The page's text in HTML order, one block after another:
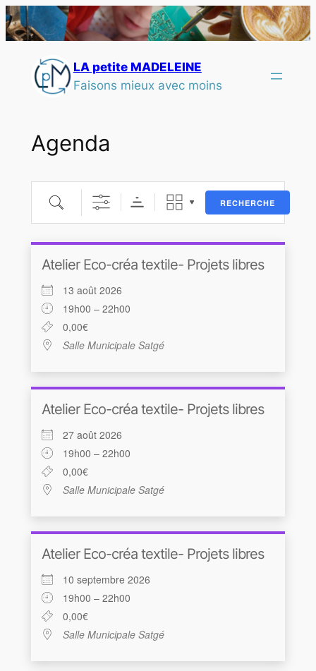
LA petite MADELEINE
Faisons mieux avec moins
Agenda
RECHERCHE
Atelier Eco-créa textile- Projets libres
13 août 2026
19h00 – 22h00
0,00€
Salle Municipale Satgé
Atelier Eco-créa textile- Projets libres
27 août 2026
19h00 – 22h00
0,00€
Salle Municipale Satgé
Atelier Eco-créa textile- Projets libres
10 septembre 2026
19h00 – 22h00
0,00€
Salle Municipale Satgé